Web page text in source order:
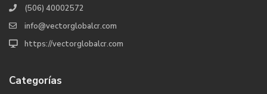
(506) 40002572
info@vectorglobalcr.com
https://vectorglobalcr.com
Categorías